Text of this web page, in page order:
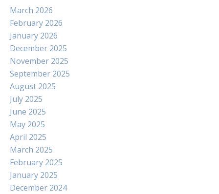
March 2026
February 2026
January 2026
December 2025
November 2025
September 2025
August 2025
July 2025
June 2025
May 2025
April 2025
March 2025
February 2025
January 2025
December 2024